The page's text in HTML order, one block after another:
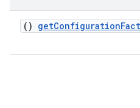
getConfiguration
()